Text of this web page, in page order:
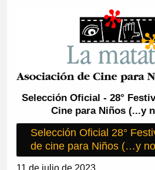
Selección Oficial - 28°
Cine para Niños (...y
Selección Oficial 28°
de cine para Niños (…y
11 de julio de 2023